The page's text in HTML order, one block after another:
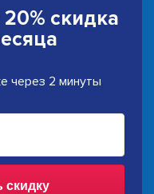
20% скидка
через 2 минуты
скидку